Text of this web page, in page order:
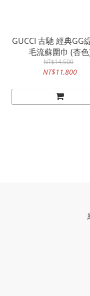
GUCCI 古馳 經典GG
毛流蘇圍巾 (杏
NT$14,500
NT$11,800